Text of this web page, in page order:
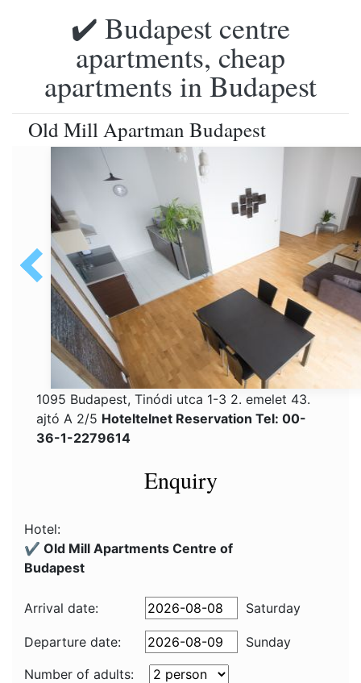
✔️ Budapest centre
apartments, cheap
apartments in Budapest
Old Mill Apartman Budapest
1095 Budapest, Tinódi utca 1-3 2. emelet 43.
ajtó A 2/5 Hoteltelnet Reservation Tel: 00-
36-1-2279614
Enquiry
Hotel:
✔️ Old Mill Apartments Centre of
Budapest
Arrival date: Saturday
Departure date:
Sunday
Number of adults: